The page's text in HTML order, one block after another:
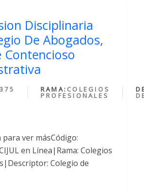
Disciplinaria
De Abogados,
Contencioso
RAMA: COLEGIOS
PROFESIONALES
ver másCódigo:
en Línea|Rama: Colegios
Colegio de